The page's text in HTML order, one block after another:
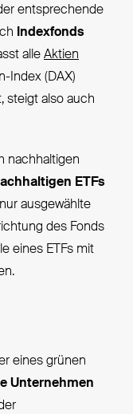
entsprechende
Indexfonds
alle Aktien
Index (DAX)
steigt also auch
nachhaltigen
ETFs
ausgewählte
des Fonds
eines ETFs mit
eines grünen
Unternehmen